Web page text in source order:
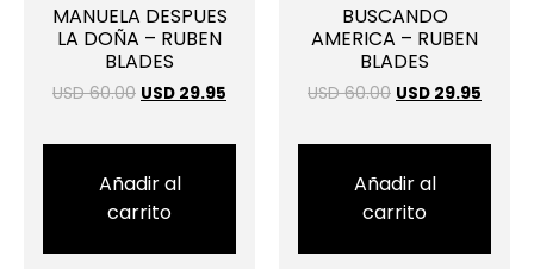
MANUELA DESPUES
LA DOÑA – RUBEN
BLADES
USD 60.00 USD 29.95
Añadir al
carrito
BUSCANDO
AMERICA – RUBEN
BLADES
USD 60.00 USD 29.95
Añadir al
carrito